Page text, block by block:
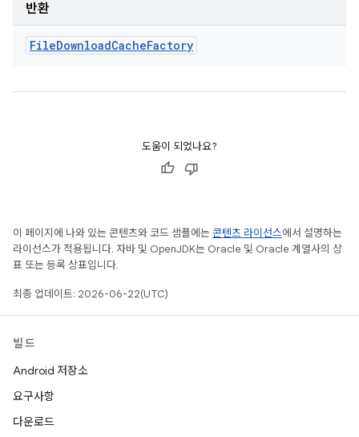
반환
FileDownloadCacheFactory
도움이 되었나요?
이 페이지에 나와 있는 콘텐츠와 코드 샘플에는 콘텐츠 라이선스에서 설명하는
라이선스가 적용됩니다. 자바 및 OpenJDK는 Oracle 및 Oracle 계열사의 상
표 또는 등록 상표입니다.
최종 업데이트: 2026-06-22(UTC)
빌드
Android 저장소
요구사항
다운로드